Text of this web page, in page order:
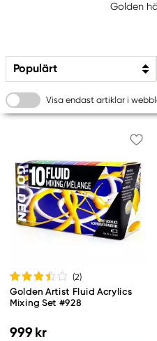
Golden
Populärt
Visa endast artiklar i
(2)
Golden Artist Fluid Acrylics
Mixing Set #928
999 kr